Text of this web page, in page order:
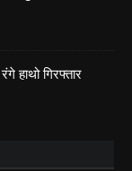
हाथो गिरफ्तार